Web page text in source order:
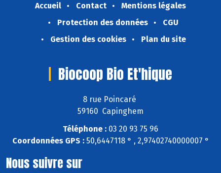
Accueil Contact
Mentions légales
Protection des données
CGU
Gestion des cookies
Plan du site
Biocoop Bio Et'hique
8 rue Poincaré
59160 Capinghem
Téléphone : 03 20 93 75 96
Coordonnées GPS :50,6447118 ° , 2,97402740000007 °
Nous suivre sur